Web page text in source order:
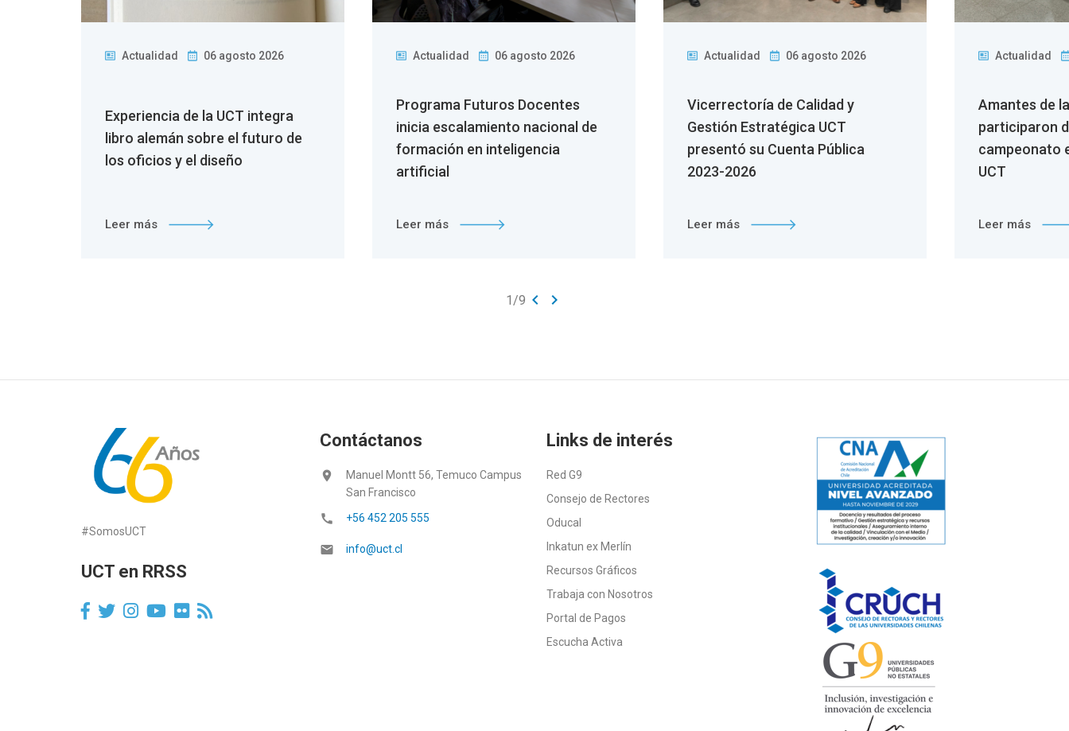
Actualidad 06 agosto 2026
Experiencia de la UCT integra
libro alemán sobre el futuro de
los oficios y el diseño
Leer más
Actualidad 06 agosto 2026
Programa Futuros Docentes
inicia escalamiento nacional de
formación en inteligencia
artificial
Leer más
Actualidad 06 agosto 2026
Vicerrectoría de Calidad y
Gestión Estratégica UCT
presentó su Cuenta Pública
2023-2026
Leer más
Actualidad
Amantes de
participaron
campeonato
UCT
Leer más
1/9 keyboard_arrow_left keyboard_arrow_right
#SomosUCT
UCT en RRSS
Contáctanos
location_on
Manuel Montt 56, Temuco Campus
San Francisco
call +56 452 205 555
email info@uct.cl
Links de interés
Red G9
Consejo de Rectores
Oducal
Inkatun ex Merlín
Recursos Gráficos
Trabaja con Nosotros
Portal de Pagos
Escucha Activa